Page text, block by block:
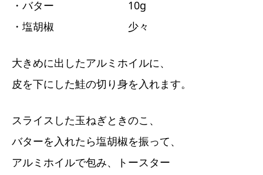
・バター 10g
・塩胡椒 少々
大きめに出したアルミホイルに、
皮を下にした鮭の切り身を入れます。
スライスした玉ねぎときのこ、
バターを入れたら塩胡椒を振って、
アルミホイルで包み、トースター